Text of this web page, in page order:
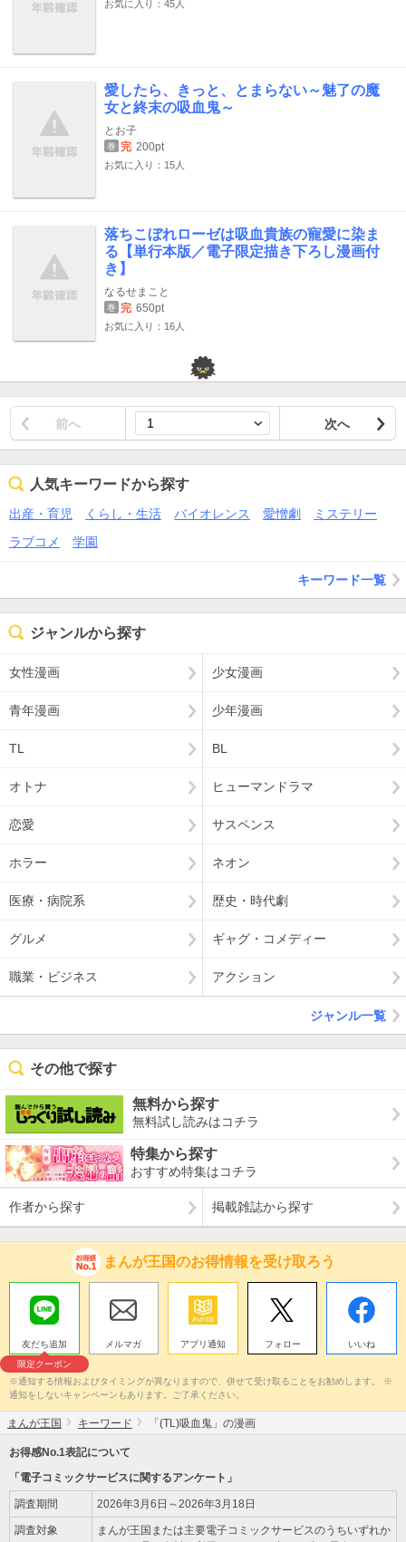
お気に入り：45人
愛したら、きっと、とまらない～魅了の魔
女と終末の吸血鬼～
とお子
巻 完 200pt
お気に入り：15人
落ちこぼれローゼは吸血貴族の寵愛に染ま
る【単行本版／電子限定描き下ろし漫画付
き】
なるせまこと
巻 完 650pt
お気に入り：16人
前へ 次へ
人気キーワードから探す
出産・育児 くらし・生活 バイオレンス 愛憎劇
ミステリー
ラブコメ
学園
キーワード一覧
ジャンルから探す
女性漫画 少女漫画
青年漫画 少年漫画
TL BL
オトナ ヒューマンドラマ
恋愛 サスペンス
ホラー ネオン
医療・病院系 歴史・時代劇
グルメ ギャグ・コメディー
職業・ビジネス アクション
ジャンル一覧
その他で探す
無料から探す
無料試し読みはコチラ
特集から探す
おすすめ特集はコチラ
作者から探す 掲載雑誌から探す
まんが王国のお得情報を受け取ろう
友だち追加
限定クーポン
メルマガ アプリ通知 フォロー いいね
※通知する情報およびタイミングが異なりますので、併せて受け取ることをお勧めします。 ※
通知をしないキャンペーンもあります。ご了承ください。
まんが王国 キーワード 「(TL)吸血鬼」の漫画
お得感No.1表記について
「電子コミックサービスに関するアンケート」
調査期間 2026年3月6日～2026年3月18日
調査対象
まんが王国または主要電子コミックサービスのうちいずれか